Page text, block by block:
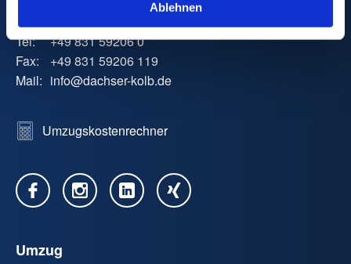
Ablehnen
Tel:
+49 831 59206 0
Fax:
+49 831 59206 119
Mail: info@dachser-kolb.de
Umzugskostenrechner
Umzug